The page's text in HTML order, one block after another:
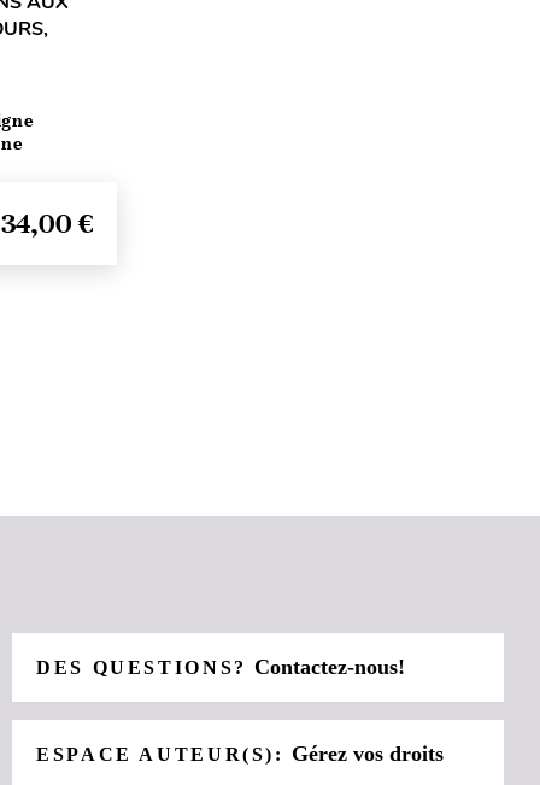
34,00 €
DES QUESTIONS?Contactez-nous!
ESPACE AUTEUR(S): Gérez vos droits